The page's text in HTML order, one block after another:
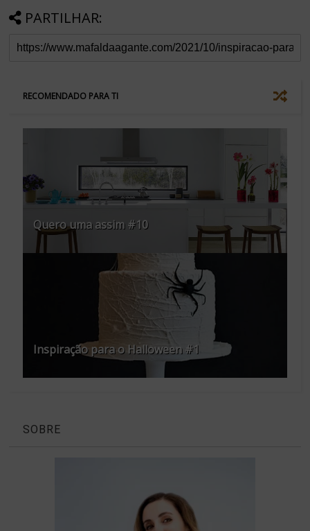
PARTILHAR:
RECOMENDADO PARA TI
Quero uma assim #10
Inspiração para o Halloween #1
SOBRE